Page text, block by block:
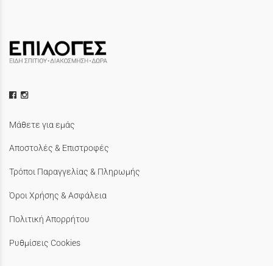
Μάθετε για εμάς
Αποστολές & Επιστροφές
Τρόποι Παραγγελίας & Πληρωμής
Όροι Χρήσης & Ασφάλεια
Πολιτική Απορρήτου
Ρυθμίσεις Cookies